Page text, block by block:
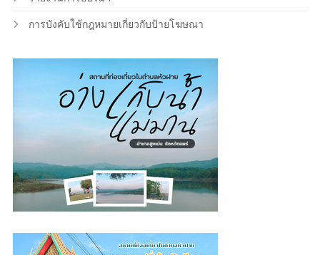
การบังคับใช้กฎหมายเกี่ยวกับป้ายโฆษณา